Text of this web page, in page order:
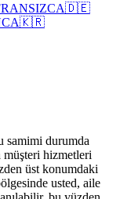
🇩🇪
🇰🇷
samimi durumda
müşteri hizmetleri
üst konumdaki
usted, aile